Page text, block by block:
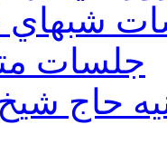
شبهاي
جلسات
دوم 94 -